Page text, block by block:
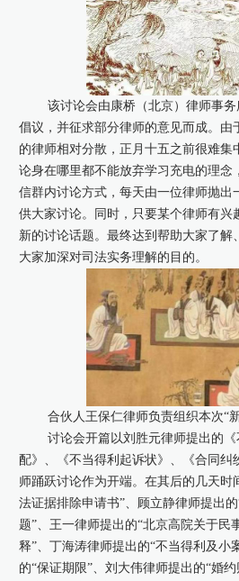
该讨论会由康桥（北京）律师事务
倡议，并征求部分律师的意见而成。由
的律师相对分散，正月十五之前很难集
论身在哪里都不能放弃学习充电的理念
信群内讨论方式，每天由一位律师抛出
供大家讨论。同时，只要某个律师有兴
新的讨论话题。最终达到帮助大家了解
大家加深对司法实务理解的目的。
合伙人王保仁律师负责组织本次“新
讨论会开篇以刘胜元律师提出的《
配》、《不当得利起诉状》、《合同纠
师踊跃讨论作为开端。在其后的几天时
法证据排除申请书”、顾立静律师提出
题”、王一律师提出的“北京高院关于民
释”、丁海涛律师提出的“不当得利及小
的“保证期限”、刘大伟律师提出的“婚